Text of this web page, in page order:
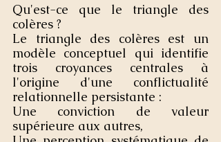
Qu'est-ce que le triangle des
colères ?
Le triangle des colères est un
modèle conceptuel qui identifie
trois croyances centrales à
l'origine d'une conflictualité
relationnelle persistante :
Une conviction de valeur
supérieure aux autres,